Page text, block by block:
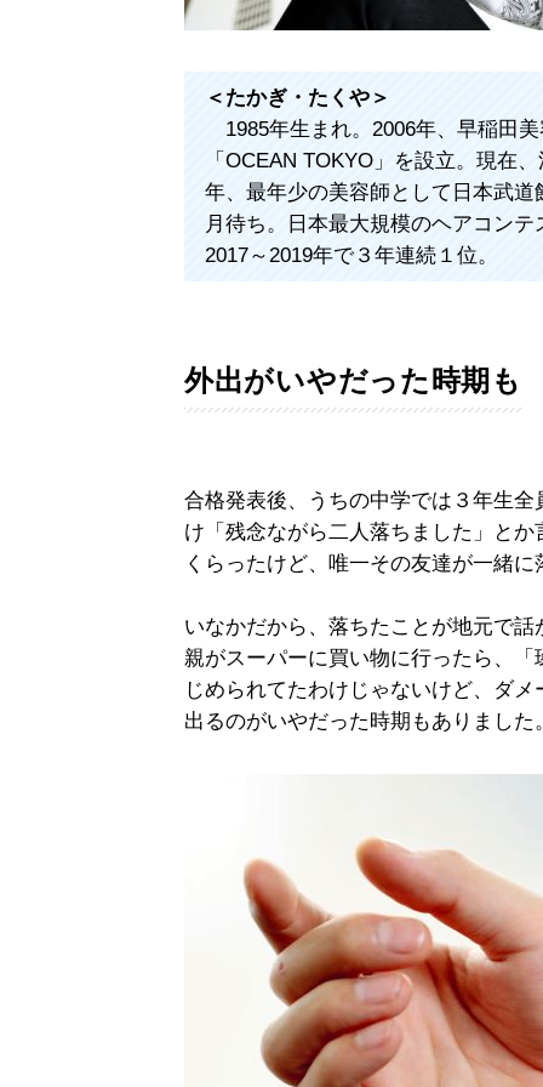
＜たかぎ・たくや＞
1985年生まれ。2006年、早稲田
「OCEAN TOKYO」を設立。現在
年、最年少の美容師として日本武
月待ち。日本最大規模のヘアコン
2017～2019年で３年連続１位。
外出がいやだった時期も
合格発表後、うちの中学では３年生
け「残念ながら二人落ちました」とか
くらったけど、唯一その友達が一緒
いなかだから、落ちたことが地元で話
親がスーパーに買い物に行ったら、
じめられてたわけじゃないけど、ダ
出るのがいやだった時期もありました